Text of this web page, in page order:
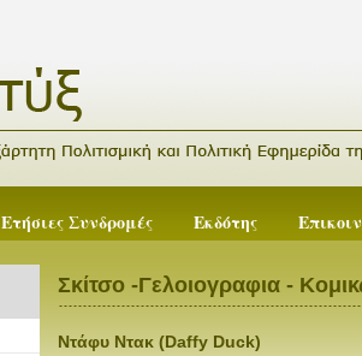
Ετήσιες Συνδρομές Εκδότης
Σκίτσο -Γελοιογραφια -
Ντάφυ Ντακ (Daffy Duck)